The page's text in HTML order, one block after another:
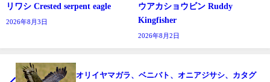
リワシ Crested serpent eagle
2026年8月3日
ウアカショウビン Ruddy
Kingfisher
2026年8月2日
オリイヤマガラ、ベニバト、オニアジサシ、カタグ